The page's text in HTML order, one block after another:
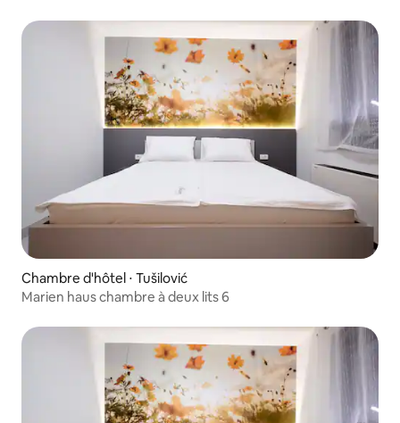
Chambre d'hôtel ⋅ Tušilović
Marien haus chambre à deux lits 6